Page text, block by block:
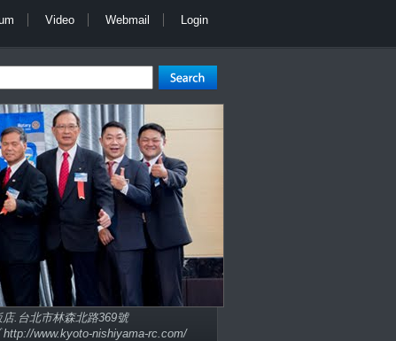
Video Webmail Login
.台北市林森北路369號
www.kyoto-nishiyama-rc.com/